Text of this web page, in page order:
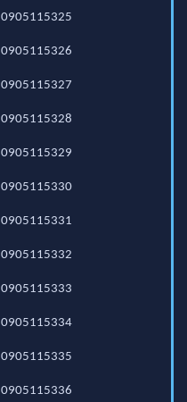
0905115325
0905115326
0905115327
0905115328
0905115329
0905115330
0905115331
0905115332
0905115333
0905115334
0905115335
0905115336